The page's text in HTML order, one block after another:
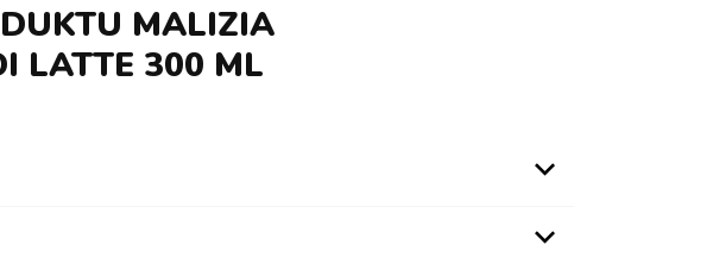
MALIZIA
LATTE 300 ML